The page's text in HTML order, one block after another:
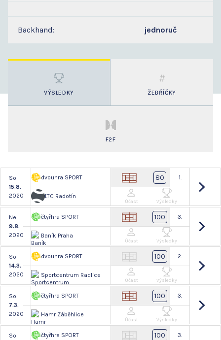
Backhand: jednoruč
VÝSLEDKY ŽEBŘÍČKY
F2F
So
15.8.
2020
dvouhra SPORT
LTC Radotín
80 1.
Účast Výsledky
Ne
9.8.
2020
čtyřhra SPORT
Baník Praha
100 3.
Účast Výsledky
So
14.3.
2020
dvouhra SPORT
Sportcentrum Radlice
100 2.
Účast Výsledky
So
7.3.
2020
čtyřhra SPORT
Hamr Záběhlice
100 3.
Účast Výsledky
So
čtyřhra SPORT 100 3.